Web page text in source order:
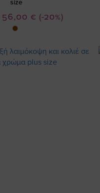
size
(-20%)
Ειδική
Τιμή
56,00 €